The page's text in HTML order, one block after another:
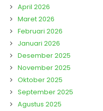
April 2026
Maret 2026
Februari 2026
Januari 2026
Desember 2025
November 2025
Oktober 2025
September 2025
Agustus 2025